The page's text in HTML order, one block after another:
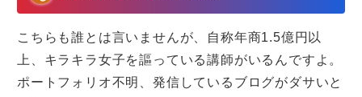
こちらも誰とは言いませんが、自称年商1.5億円以
上、キラキラ女子を謳っている講師がいるんですよ。
ポートフォリオ不明、発信しているブログがダサいと